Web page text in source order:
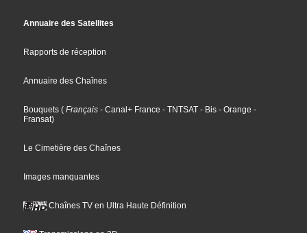
Annuaire des Satellites
Rapports de réception
Annuaire des Chaînes
Bouquets ( Français - Canal+ France - TNTSAT - Bis - Orange -
Fransat)
Le Cimetière des Chaînes
Images manquantes
Chaînes TV en Ultra Haute Définition